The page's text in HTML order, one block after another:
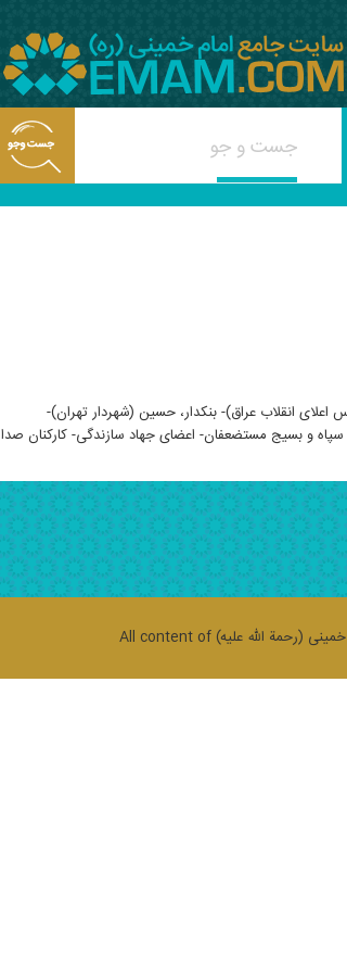
انقلاب عراق)- بنکدار، حسین (شهردار تهران)-
سپاه و بسیج مستضعفان- اعضای جهاد سازندگی- کارکنان صدا
All content of (رحمة الله علیه)